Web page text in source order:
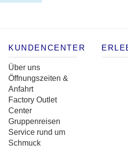
KUNDENCENTER
Über uns
Öffnungszeiten &
Anfahrt
Factory Outlet
Center
Gruppenreisen
Service rund um
Schmuck